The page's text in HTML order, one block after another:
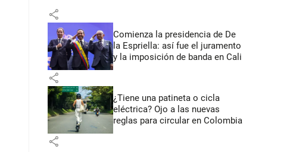
share
Comienza la presidencia de De
la Espriella: así fue el juramento
y la imposición de banda en Cali
share
¿Tiene una patineta o cicla
eléctrica? Ojo a las nuevas
reglas para circular en Colombia
share